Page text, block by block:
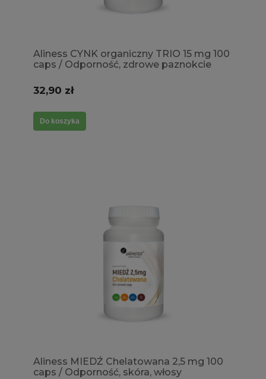
Aliness CYNK organiczny TRIO 15 mg 100
caps / Odporność, zdrowe paznokcie
32,90 zł
Do koszyka
Aliness MIEDŹ Chelatowana 2,5 mg 100
caps / Odporność, skóra, włosy